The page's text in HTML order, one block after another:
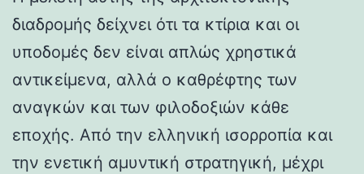
διαδρομής δείχνει ότι τα κτίρια και οι
υποδομές δεν είναι απλώς χρηστικά
αντικείμενα, αλλά ο καθρέφτης των
αναγκών και των φιλοδοξιών κάθε
εποχής. Από την ελληνική ισορροπία και
την ενετική αμυντική στρατηγική, μέχρι